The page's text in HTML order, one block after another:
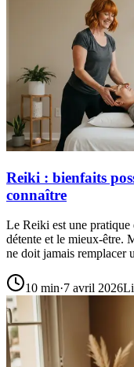
Reiki : bienfaits
connaître
Le Reiki est une pratique
détente et le mieux-être.
ne doit jamais remplacer
10 min·7 avril 2026